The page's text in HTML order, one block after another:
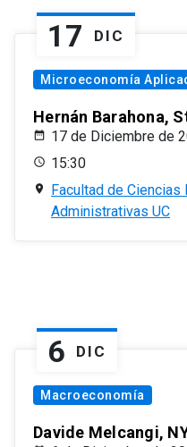
17 DIC
Microeconomía
Hernán Barahona,
17 de Diciembre de
15:30
Facultad de Ciencias
Administrativas UC
6 DIC
Macroeconomía
Davide Melcangi,